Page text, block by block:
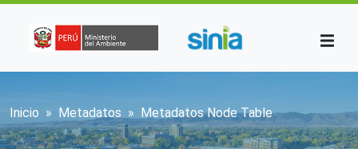
Sobrescribir enlaces de ayuda a la
Inicio Metadatos Metadatos Node Table